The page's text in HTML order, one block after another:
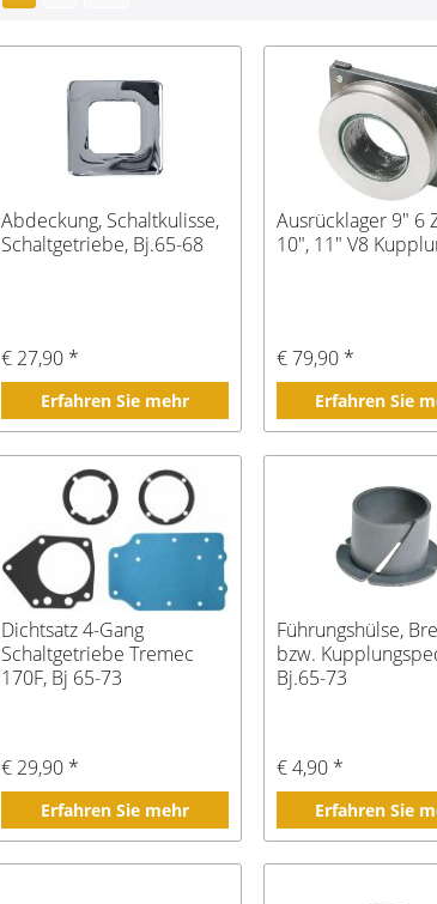
Abdeckung, Schaltkulisse,
Schaltgetriebe, Bj.65-68
€ 27,90 *
Erfahren Sie mehr
Ausrücklager 9" 6
10", 11" V8
€ 79,90 *
Erfahren Sie
Dichtsatz 4-Gang
Schaltgetriebe Tremec
170F, Bj 65-73
€ 29,90 *
Erfahren Sie mehr
Führungshülse,
bzw.
Bj.65-73
€ 4,90 *
Erfahren Sie